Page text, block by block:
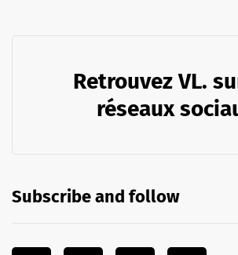
Retrouvez VL.
réseaux
Subscribe and follow